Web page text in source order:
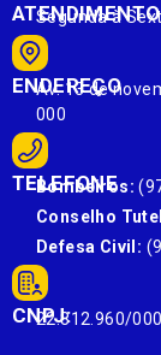
ATENDIMENTO
Segunda à
ENDEREÇO
Av. 13 de
000
TELEFONE
Bombeiros:
Conselho
Defesa Civil:
CNPJ:
22.812.960/